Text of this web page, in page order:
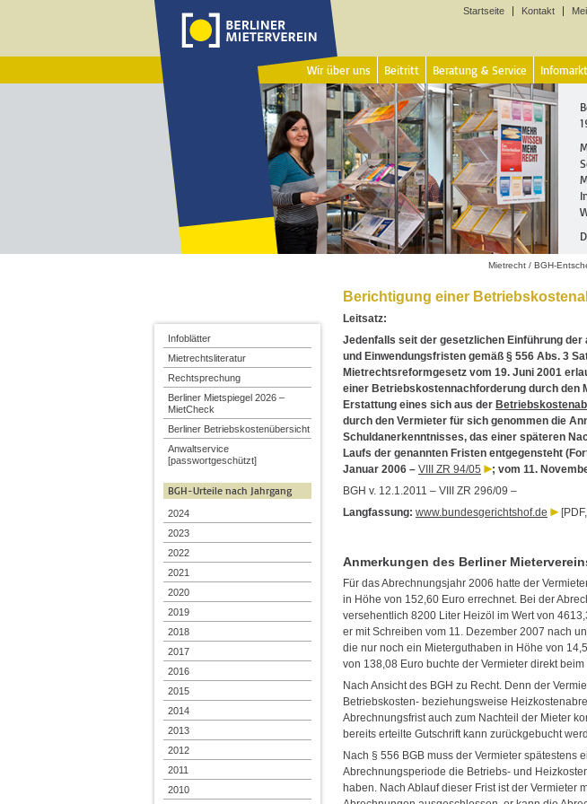
Startseite Kontakt
Wir über uns Beitritt Beratung & Service
Mietrecht / BGH-
Berichtigung einer
Leitsatz:
Jedenfalls seit der gesetzlichen Einführung
und Einwendungsfristen gemäß § 556 Abs. 3
Mietrechtsreformgesetz vom 19. Juni 2001
einer Betriebskostennachforderung durch den
Erstattung eines sich aus der
durch den Vermieter für sich genommen die
Schuldanerkenntnisses, das einer späteren
Laufs der genannten Fristen entgegensteht
Januar 2006 – VIII ZR 94/05
; vom 11.
BGH v. 12.1.2011 – VIII ZR 296/09 –
Langfassung: www.bundesgerichtshof.de
Anmerkungen des Berliner
Für das Abrechnungsjahr 2006 hatte der
in Höhe von 152,60 Euro errechnet. Bei der
versehentlich 8200 Liter Heizöl im Wert von
er mit Schreiben vom 11. Dezember 2007 nach
die nur noch ein Mieterguthaben in Höhe von
von 138,08 Euro buchte der Vermieter direkt beim
Nach Ansicht des BGH zu Recht. Denn der
Betriebskosten- beziehungsweise
Abrechnungsfrist auch zum Nachteil der Mieter
bereits erteilte Gutschrift kann zurückgebucht
Nach § 556 BGB muss der Vermieter spätestens
Abrechnungsperiode die Betriebs- und
haben. Nach Ablauf dieser Frist ist der Vermieter
Infoblätter
Mietrechtsliteratur
Rechtsprechung
Berliner Mietspiegel 2026 –
MietCheck
Berliner Betriebskostenübersicht
Anwaltservice
[passwortgeschützt]
BGH-Urteile nach Jahrgang
2024
2023
2022
2021
2020
2019
2018
2017
2016
2015
2014
2013
2012
2011
2010